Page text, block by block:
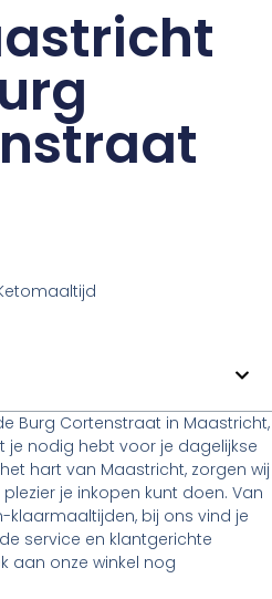
Burg Cortenstraat in Maastricht,
je nodig hebt voor je dagelijkse
hart van Maastricht, zorgen wij
je inkopen kunt doen. Van
klaarmaaltijden, bij ons vind je
service en klantgerichte
aan onze winkel nog